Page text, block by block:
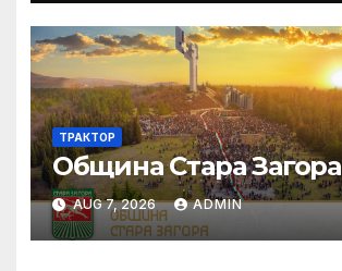
ТРАКТОР
Община Стара Загора
AUG 7, 2026 ADMIN